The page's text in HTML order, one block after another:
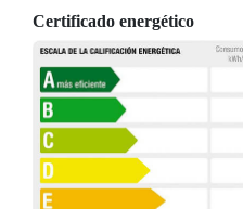
Certificado energético